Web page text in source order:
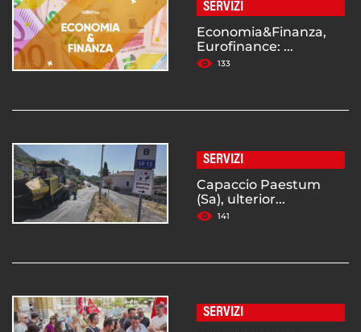
SERVIZI
Economia&Finanza,
Eurofinance: ...
133
SERVIZI
Capaccio Paestum
(Sa), ulterior...
141
SERVIZI